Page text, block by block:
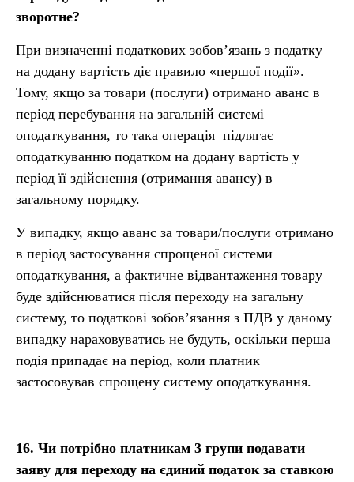
зворотне?
При визначенні податкових зобов’язань з податку
на додану вартість діє правило «першої події».
Тому, якщо за товари (послуги) отримано аванс в
період перебування на загальній системі
оподаткування, то така операція підлягає
оподаткуванню податком на додану вартість у
період її здійснення (отримання авансу) в
загальному порядку.
У випадку, якщо аванс за товари/послуги отримано
в період застосування спрощеної системи
оподаткування, а фактичне відвантаження товару
буде здійснюватися після переходу на загальну
систему, то податкові зобов’язання з ПДВ у даному
випадку нараховуватись не будуть, оскільки перша
подія припадає на період, коли платник
застосовував спрощену систему оподаткування.
16. Чи потрібно платникам 3 групи подавати
заяву для переходу на єдиний податок за ставкою